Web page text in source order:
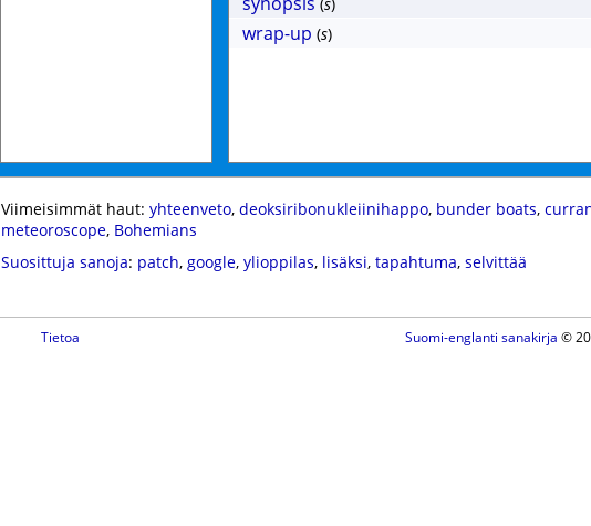
wrap-up (s)
Viimeisimmät haut: yhteenveto, deoksiribonukleiinihappo, bunder boats,
meteoroscope, Bohemians
Suosittuja sanoja: patch, google, ylioppilas, lisäksi, tapahtuma, selvittää
Tietoa Suomi-englanti sanakirja ©